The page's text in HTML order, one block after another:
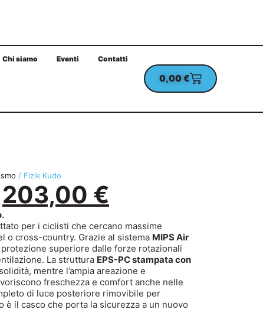
CHECKOUT
0,00€
Chi siamo Eventi Contatti
/ Fizik Kudo
203,00 €
per i ciclisti che cercano massime
o cross-country. Grazie al sistema MIPS Air
superiore dalle forze rotazionali
La struttura EPS-PC stampata con
mentre l’ampia areazione e
freschezza e comfort anche nelle
di luce posteriore rimovibile per
è il casco che porta la sicurezza a un nuovo